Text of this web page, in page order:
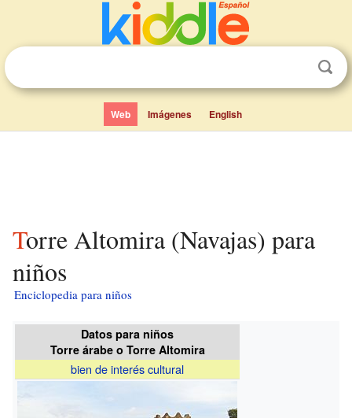
Web Imágenes English
Torre Altomira (Navajas) para
niños
Enciclopedia para niños
Datos para niños
Torre árabe o Torre Altomira
bien de interés cultural